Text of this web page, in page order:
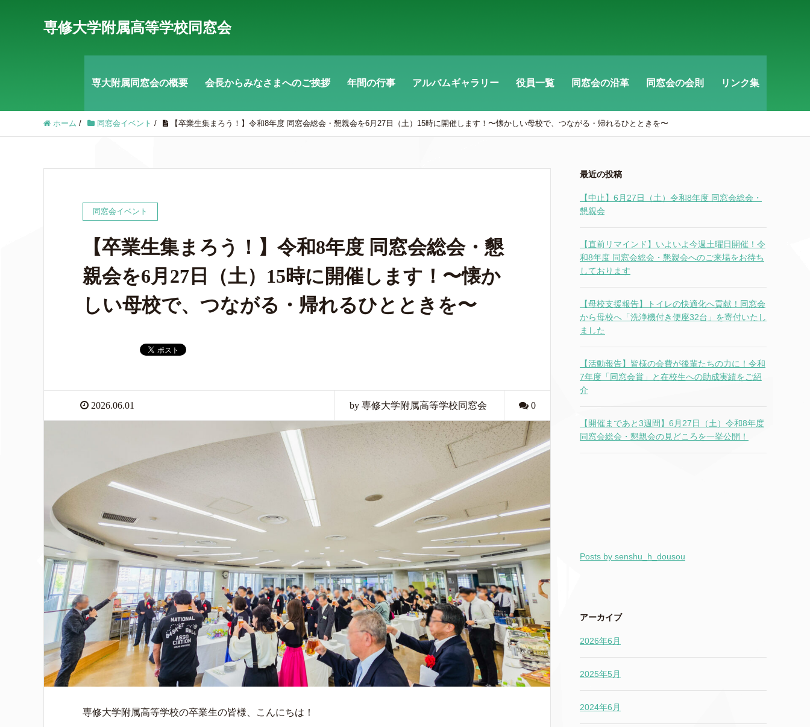
専修大学附属高等学校同窓会
専大附属同窓会の概要 会長からみなさまへのご挨拶 年間の行事 アルバムギャラリー 役員一覧 同窓会の沿革 同窓会の会則 リンク集
ホーム / 同窓会イベント / 【卒業生集まろう！】令和8年度 同窓会総会・懇親会を6月27日（土）15時に開催します！〜懐かしい母校で、つながる・帰れるひとときを〜
同窓会イベント
【卒業生集まろう！】令和8年度 同窓会総会・懇
親会を6月27日（土）15時に開催します！〜懐か
しい母校で、つながる・帰れるひとときを〜
2026.06.01 by 専修大学附属高等学校同窓会 0
専修大学附属高等学校の卒業生の皆様、こんにちは！
最近の投稿
【中止】6月27日（土）令和8年度 同窓会総会・
懇親会
【直前リマインド】いよいよ今週土曜日開催！令
和8年度 同窓会総会・懇親会へのご来場をお待ち
しております
【母校支援報告】トイレの快適化へ貢献！同窓会
から母校へ「洗浄機付き便座32台」を寄付いたし
ました
【活動報告】皆様の会費が後輩たちの力に！令和
7年度「同窓会賞」と在校生への助成実績をご紹
介
【開催まであと3週間】6月27日（土）令和8年度
同窓会総会・懇親会の見どころを一挙公開！
Posts by senshu_h_dousou
アーカイブ
2026年6月
2025年5月
2024年6月